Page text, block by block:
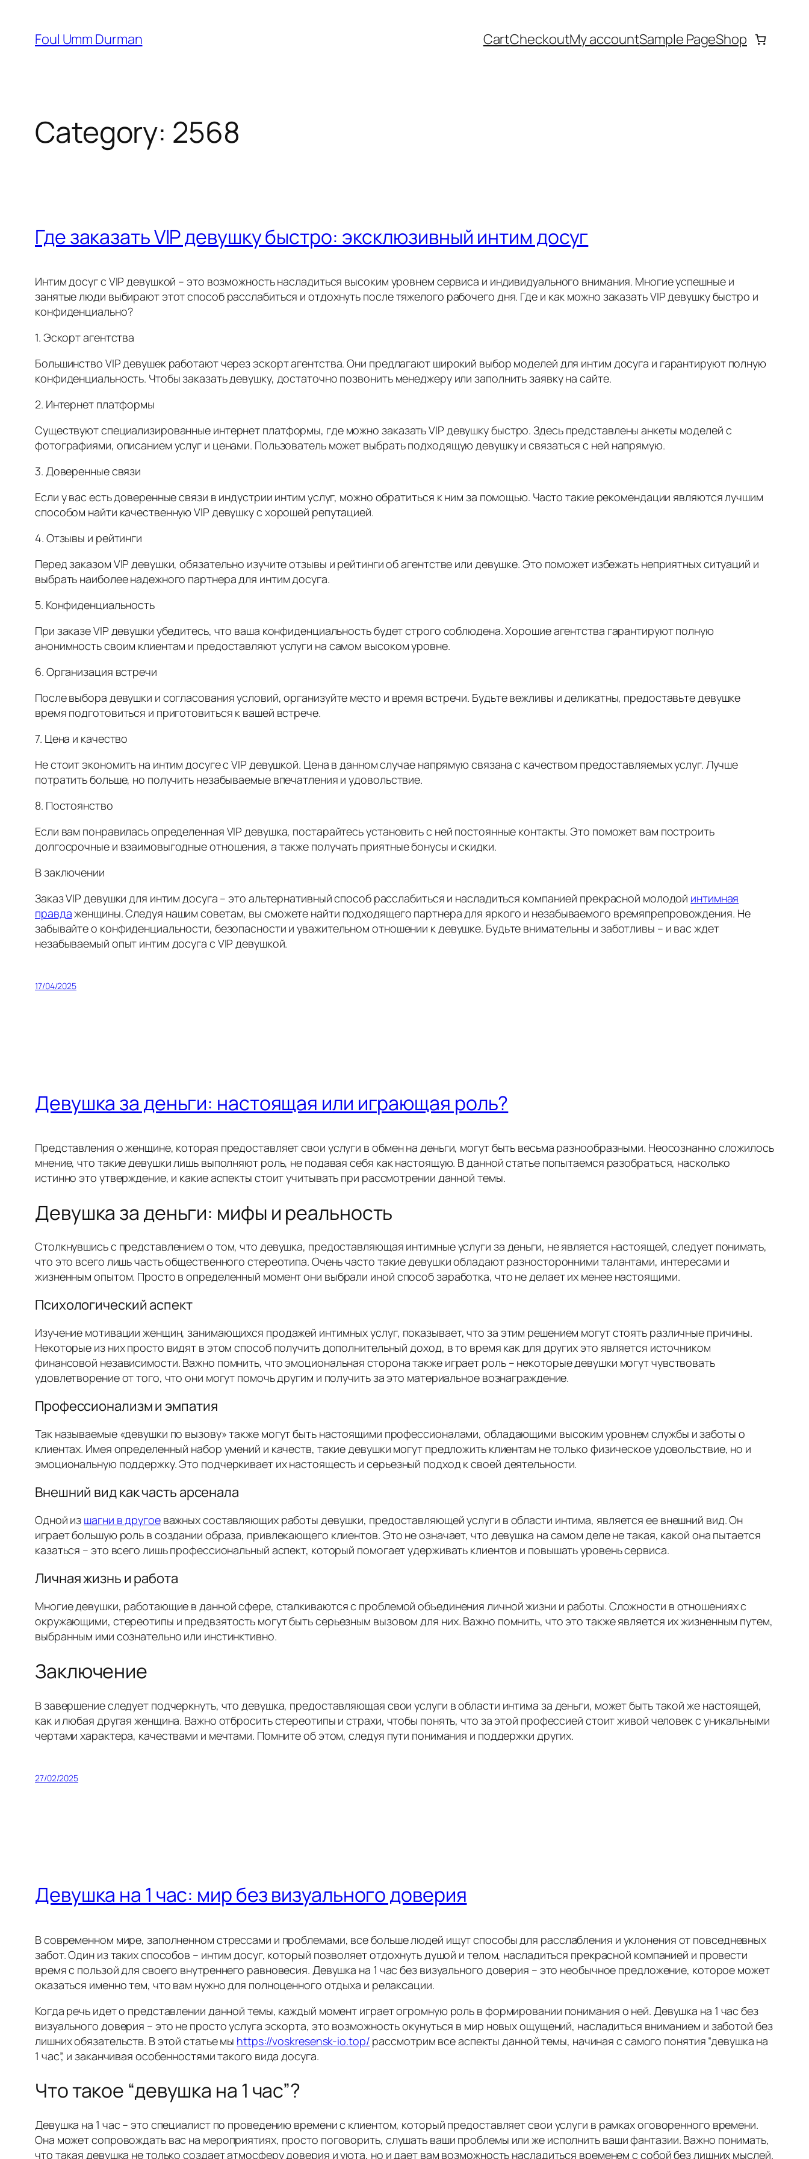
content
Foul Umm Durman CartCheckoutMy accountSample PageShop
Category: 2568
Где заказать VIP девушку быстро: эксклюзивный интим досуг
Интим досуг с VIP девушкой – это возможность насладиться высоким уровнем сервиса и индивидуального внимания. Многие успешные и
занятые люди выбирают этот способ расслабиться и отдохнуть после тяжелого рабочего дня. Где и как можно заказать VIP девушку быстро и
конфиденциально?
1. Эскорт агентства
Большинство VIP девушек работают через эскорт агентства. Они предлагают широкий выбор моделей для интим досуга и гарантируют полную
конфиденциальность. Чтобы заказать девушку, достаточно позвонить менеджеру или заполнить заявку на сайте.
2. Интернет платформы
Существуют специализированные интернет платформы, где можно заказать VIP девушку быстро. Здесь представлены анкеты моделей с
фотографиями, описанием услуг и ценами. Пользователь может выбрать подходящую девушку и связаться с ней напрямую.
3. Доверенные связи
Если у вас есть доверенные связи в индустрии интим услуг, можно обратиться к ним за помощью. Часто такие рекомендации являются лучшим
способом найти качественную VIP девушку с хорошей репутацией.
4. Отзывы и рейтинги
Перед заказом VIP девушки, обязательно изучите отзывы и рейтинги об агентстве или девушке. Это поможет избежать неприятных ситуаций и
выбрать наиболее надежного партнера для интим досуга.
5. Конфиденциальность
При заказе VIP девушки убедитесь, что ваша конфиденциальность будет строго соблюдена. Хорошие агентства гарантируют полную
анонимность своим клиентам и предоставляют услуги на самом высоком уровне.
6. Организация встречи
После выбора девушки и согласования условий, организуйте место и время встречи. Будьте вежливы и деликатны, предоставьте девушке
время подготовиться и приготовиться к вашей встрече.
7. Цена и качество
Не стоит экономить на интим досуге с VIP девушкой. Цена в данном случае напрямую связана с качеством предоставляемых услуг. Лучше
потратить больше, но получить незабываемые впечатления и удовольствие.
8. Постоянство
Если вам понравилась определенная VIP девушка, постарайтесь установить с ней постоянные контакты. Это поможет вам построить
долгосрочные и взаимовыгодные отношения, а также получать приятные бонусы и скидки.
В заключении
Заказ VIP девушки для интим досуга – это альтернативный способ расслабиться и насладиться компанией прекрасной молодой интимная
правдаженщины. Следуя нашим советам, вы сможете найти подходящего партнера для яркого и незабываемого времяпрепровождения. Не
забывайте о конфиденциальности, безопасности и уважительном отношении к девушке. Будьте внимательны и заботливы – и вас ждет
незабываемый опыт интим досуга с VIP девушкой.
17/04/2025
Девушка за деньги: настоящая или играющая роль?
Представления о женщине, которая предоставляет свои услуги в обмен на деньги, могут быть весьма разнообразными. Неосознанно сложилось
мнение, что такие девушки лишь выполняют роль, не подавая себя как настоящую. В данной статье попытаемся разобраться, насколько
истинно это утверждение, и какие аспекты стоит учитывать при рассмотрении данной темы.
Девушка за деньги: мифы и реальность
Столкнувшись с представлением о том, что девушка, предоставляющая интимные услуги за деньги, не является настоящей, следует понимать,
что это всего лишь часть общественного стереотипа. Очень часто такие девушки обладают разносторонними талантами, интересами и
жизненным опытом. Просто в определенный момент они выбрали иной способ заработка, что не делает их менее настоящими.
Психологический аспект
Изучение мотивации женщин, занимающихся продажей интимных услуг, показывает, что за этим решением могут стоять различные причины.
Некоторые из них просто видят в этом способ получить дополнительный доход, в то время как для других это является источником
финансовой независимости. Важно помнить, что эмоциональная сторона также играет роль – некоторые девушки могут чувствовать
удовлетворение от того, что они могут помочь другим и получить за это материальное вознаграждение.
Профессионализм и эмпатия
Так называемые «девушки по вызову» также могут быть настоящими профессионалами, обладающими высоким уровнем службы и заботы о
клиентах. Имея определенный набор умений и качеств, такие девушки могут предложить клиентам не только физическое удовольствие, но и
эмоциональную поддержку. Это подчеркивает их настоящесть и серьезный подход к своей деятельности.
Внешний вид как часть арсенала
Одной из шагни в другоеважных составляющих работы девушки, предоставляющей услуги в области интима, является ее внешний вид. Он
играет большую роль в создании образа, привлекающего клиентов. Это не означает, что девушка на самом деле не такая, какой она пытается
казаться – это всего лишь профессиональный аспект, который помогает удерживать клиентов и повышать уровень сервиса.
Личная жизнь и работа
Многие девушки, работающие в данной сфере, сталкиваются с проблемой объединения личной жизни и работы. Сложности в отношениях с
окружающими, стереотипы и предвзятость могут быть серьезным вызовом для них. Важно помнить, что это также является их жизненным путем,
выбранным ими сознательно или инстинктивно.
Заключение
В завершение следует подчеркнуть, что девушка, предоставляющая свои услуги в области интима за деньги, может быть такой же настоящей,
как и любая другая женщина. Важно отбросить стереотипы и страхи, чтобы понять, что за этой профессией стоит живой человек с уникальными
чертами характера, качествами и мечтами. Помните об этом, следуя пути понимания и поддержки других.
27/02/2025
Девушка на 1 час: мир без визуального доверия
В современном мире, заполненном стрессами и проблемами, все больше людей ищут способы для расслабления и уклонения от повседневных
забот. Один из таких способов – интим досуг, который позволяет отдохнуть душой и телом, насладиться прекрасной компанией и провести
время с пользой для своего внутреннего равновесия. Девушка на 1 час без визуального доверия – это необычное предложение, которое может
оказаться именно тем, что вам нужно для полноценного отдыха и релаксации.
Когда речь идет о представлении данной темы, каждый момент играет огромную роль в формировании понимания о ней. Девушка на 1 час без
визуального доверия – это не просто услуга эскорта, это возможность окунуться в мир новых ощущений, насладиться вниманием и заботой без
лишних обязательств. В этой статье мы https://voskresensk-io.top/ рассмотрим все аспекты данной темы, начиная с самого понятия “девушка на
1 час”, и заканчивая особенностями такого вида досуга.
Что такое “девушка на 1 час”?
Девушка на 1 час – это специалист по проведению времени с клиентом, который предоставляет свои услуги в рамках оговоренного времени.
Она может сопровождать вас на мероприятиях, просто поговорить, слушать ваши проблемы или же исполнить ваши фантазии. Важно понимать,
что такая девушка не только создает атмосферу доверия и уюта, но и дает вам возможность насладиться временем с собой без лишних мыслей.